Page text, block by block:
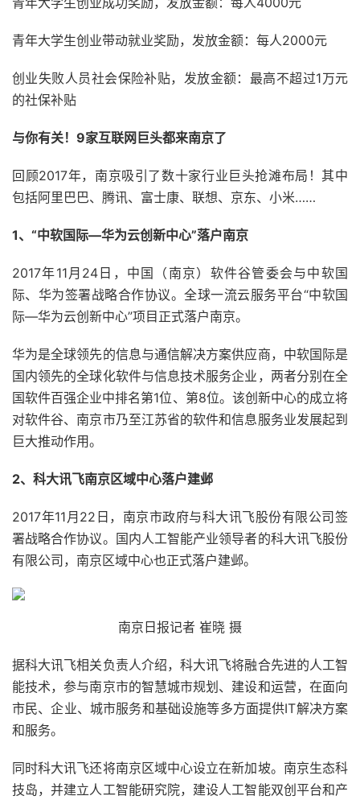
青年大学生创业带动就业奖励，发放金额：每人2000元
创业失败人员社会保险补贴，发放金额：最高不超过1万元
的社保补贴
与你有关！9家互联网巨头都来南京了
回顾2017年，南京吸引了数十家行业巨头抢滩布局！其中
包括阿里巴巴、腾讯、富士康、联想、京东、小米……
1、“中软国际—华为云创新中心”落户南京
2017年11月24日，中国（南京）软件谷管委会与中软国
际、华为签署战略合作协议。全球一流云服务平台“中软国
际—华为云创新中心”项目正式落户南京。
华为是全球领先的信息与通信解决方案供应商，中软国际是
国内领先的全球化软件与信息技术服务企业，两者分别在全
国软件百强企业中排名第1位、第8位。该创新中心的成立将
对软件谷、南京市乃至江苏省的软件和信息服务业发展起到
巨大推动作用。
2、科大讯飞南京区域中心落户建邺
2017年11月22日，南京市政府与科大讯飞股份有限公司签
署战略合作协议。国内人工智能产业领导者的科大讯飞股份
有限公司，南京区域中心也正式落户建邺。
南京日报记者 崔晓 摄
据科大讯飞相关负责人介绍，科大讯飞将融合先进的人工智
能技术，参与南京市的智慧城市规划、建设和运营，在面向
市民、企业、城市服务和基础设施等多方面提供IT解决方案
和服务。
同时科大讯飞还将南京区域中心设立在新加坡。南京生态科
技岛，并建立人工智能研究院，建设人工智能双创平台和产